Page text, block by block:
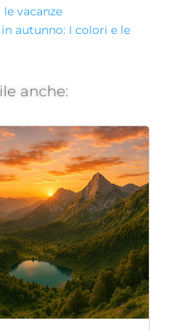
vacanze
autunno: I colori e le
anche: